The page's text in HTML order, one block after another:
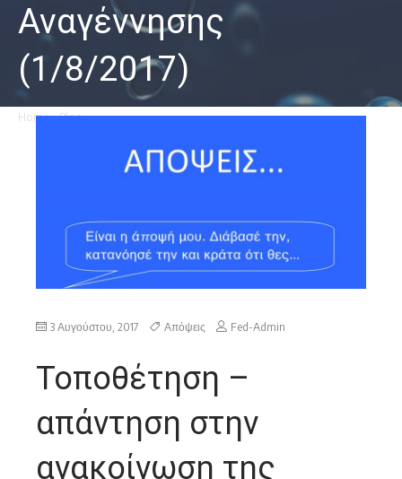
Αναγέννησης
(1/8/2017)
Home»Blog»Απόψεις : Στράτος Βουλαμάκης – απάντηση στην
3 Αυγούστου, 2017 Απόψεις Fed-Admin
Τοποθέτηση –
απάντηση στην
ανακοίνωση της